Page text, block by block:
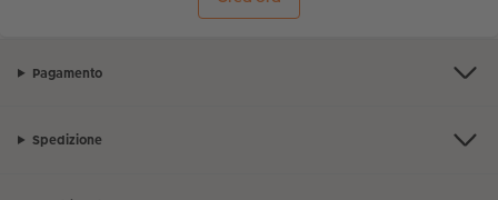
Pagamento
Spedizione